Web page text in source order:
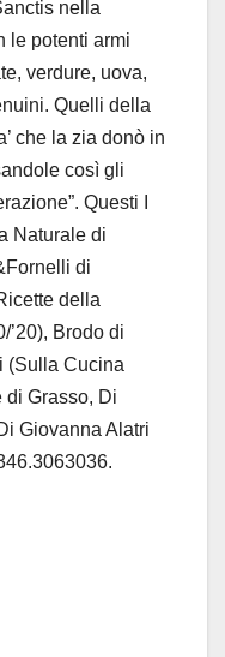
nella
le potenti armi
verdure, uova,
Quelli della
che la zia donò in
così gli
Questi I
Naturale di
di
della
’20), Brodo di
(Sulla Cucina
di Grasso, Di
Giovanna Alatri